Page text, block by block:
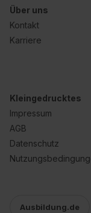
Über uns
Kontakt
Karriere
Kleingedrucktes
Impressum
AGB
Datenschutz
Ausbildung.de